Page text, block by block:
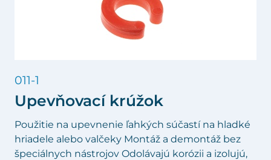
011-1
Upevňovací krúžok
Použitie na upevnenie ľahkých súčastí na hladké
hriadele alebo valčeky Montáž a demontáž bez
špeciálnych nástrojov Odolávajú korózii a izolujú,